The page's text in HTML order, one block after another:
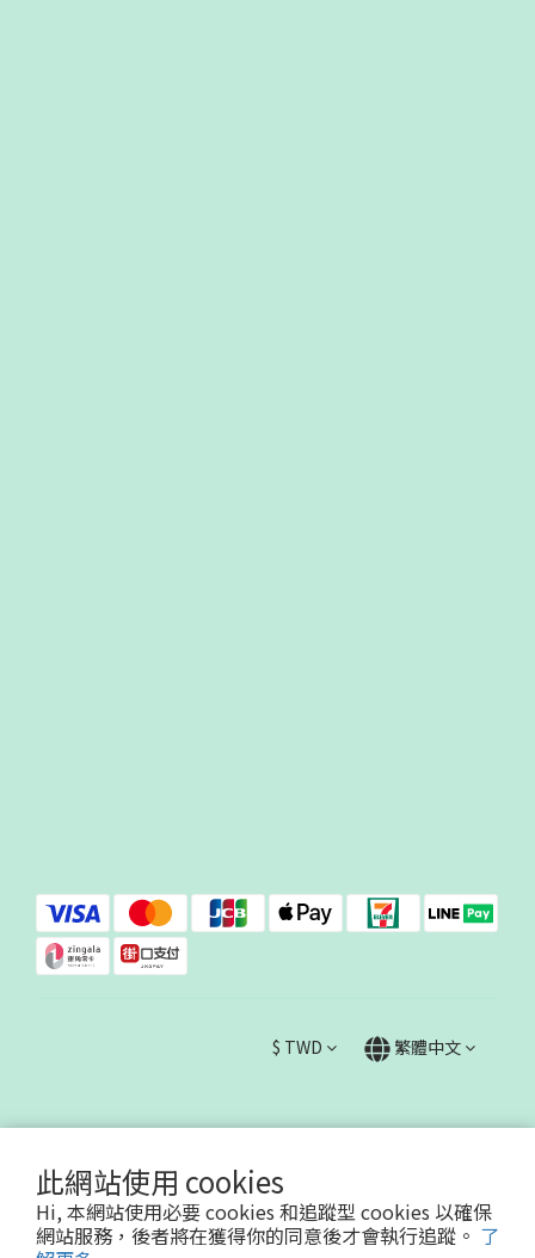
此網站使用 cookies
Hi, 本網站使用必要 cookies 和追蹤型 cookies 以確保
網站服務，後者將在獲得你的同意後才會執行追蹤。 了
$ TWD 繁體中文
哇哇蛙國際事業有限公司90623730
Powered by SHOPLINE